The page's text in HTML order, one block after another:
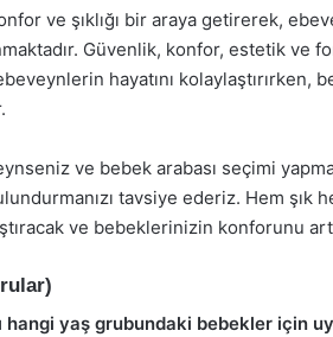
ve şıklığı bir araya getirerek,
Güvenlik, konfor, estetik ve
hayatını kolaylaştırırken,
ve bebek arabası seçimi
tavsiye ederiz. Hem
ve bebeklerinizin konforunu
hangi yaş grubundaki bebekler için